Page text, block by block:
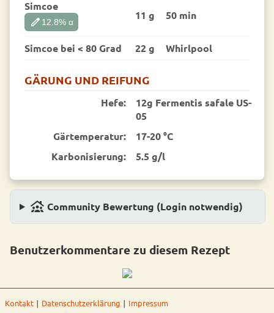
Simcoe
edit 12.8% α
11 g 50 min
Simcoe bei < 80 Grad 22 g Whirlpool
GÄRUNG UND REIFUNG
Hefe:
12g Fermentis safale US-
05
Gärtemperatur:
17-20 °C
Karbonisierung:
5.5 g/l
family_group Community Bewertung (Login notwendig)
Benutzerkommentare zu diesem Rezept
Kontakt ∣ Datenschutzerklärung ∣ Impressum